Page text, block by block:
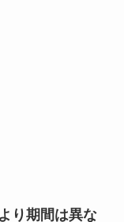
り期間は異な